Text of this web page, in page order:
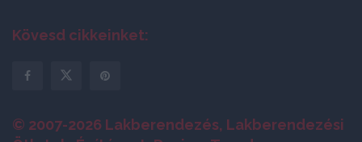
Kövesd cikkeinket:
© 2007-2026 Lakberendezés, Lakberendezési